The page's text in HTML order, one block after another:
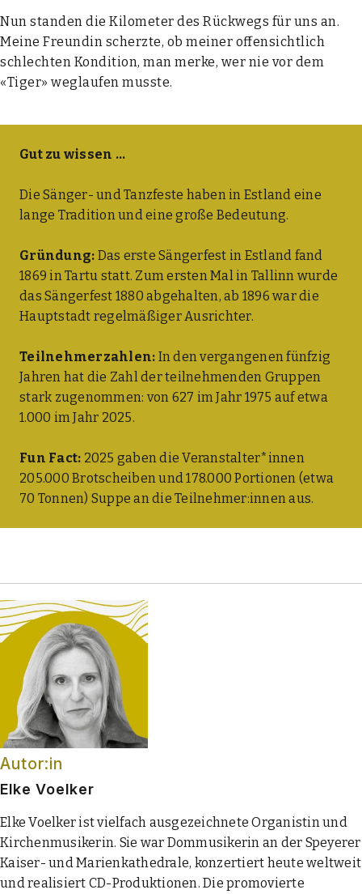
Nun stan­den die Kilo­me­ter des Rück­wegs für uns an.
Mei­ne Freun­din scherz­te, ob mei­ner offen­sicht­lich
schlech­ten Kon­di­ti­on, man mer­ke, wer nie vor dem
«Tiger» weg­lau­fen muss­te.
Gut zu wis­sen …
Die Sän­ger- und Tanz­fes­te haben in Est­land eine
lan­ge Tra­di­ti­on und eine gro­ße Bedeu­tung.
Grün­dung: Das ers­te Sän­ger­fest in Est­land fand
1869 in Tar­tu statt. Zum ers­ten Mal in Tal­linn wur­de
das Sän­ger­fest 1880 abge­hal­ten, ab 1896 war die
Haupt­stadt regel­mä­ßi­ger Aus­rich­ter.
Teil­neh­mer­zah­len: In den ver­gan­ge­nen fünf­zig
Jah­ren hat die Zahl der teil­neh­men­den Grup­pen
stark zuge­nom­men: von 627 im Jahr 1975 auf etwa
1.000 im Jahr 2025.
Fun Fact: 2025 gaben die Veranstalter*innen
205.000 Brot­schei­ben und 178.000 Por­tio­nen (etwa
70 Ton­nen) Sup­pe an die Teilnehmer:innen aus.
Autor:in
Elke Voelker
Elke Voelker ist vielfach ausgezeichnete Organistin und
Kirchenmusikerin. Sie war Dommusikerin an der Speyerer
Kaiser- und Marienkathedrale, konzertiert heute weltweit
und realisiert CD-Produktionen. Die promovierte